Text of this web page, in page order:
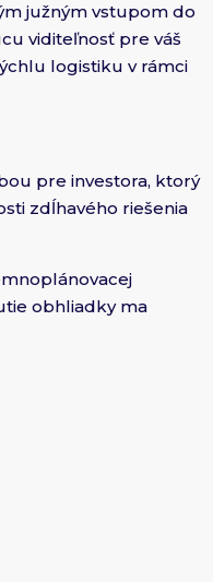
južným vstupom do
viditeľnosť pre váš
logistiku v rámci
pre investora, ktorý
zdĺhavého riešenia
obhliadky ma